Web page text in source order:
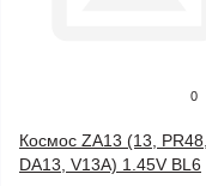
0
Космос ZA13 (13, PR48,
DA13, V13A) 1.45V BL6